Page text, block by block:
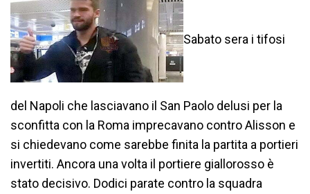
Sabato sera i tifosi
del Napoli che lasciavano il San Paolo delusi per la
sconfitta con la Roma imprecavano contro Alisson e
si chiedevano come sarebbe finita la partita a portieri
invertiti. Ancora una volta il portiere giallorosso è
stato decisivo. Dodici parate contro la squadra